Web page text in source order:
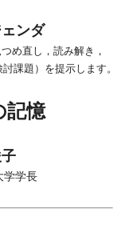
ンダ
め直し，読み解き，
課題）を提示します。
記憶
学学長